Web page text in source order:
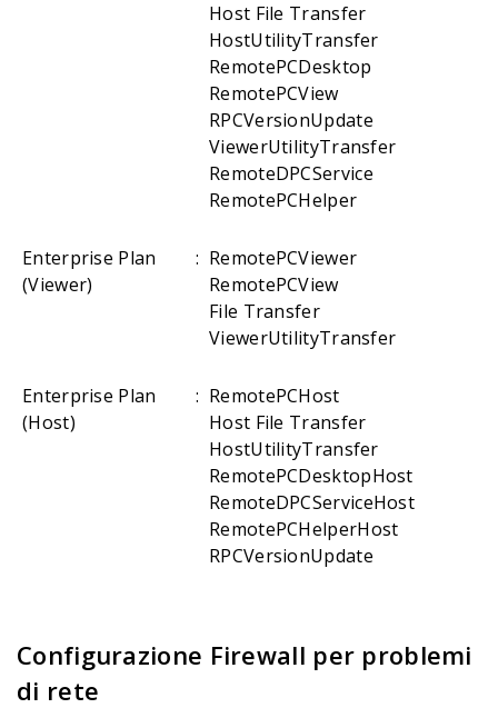
Host File Transfer
HostUtilityTransfer
RemotePCDesktop
RemotePCView
RPCVersionUpdate
ViewerUtilityTransfer
RemoteDPCService
RemotePCHelper
Enterprise Plan
(Viewer)
: RemotePCViewer
RemotePCView
File Transfer
ViewerUtilityTransfer
Enterprise Plan
(Host)
: RemotePCHost
Host File Transfer
HostUtilityTransfer
RemotePCDesktopHost
RemoteDPCServiceHost
RemotePCHelperHost
RPCVersionUpdate
Configurazione Firewall per problemi
di rete